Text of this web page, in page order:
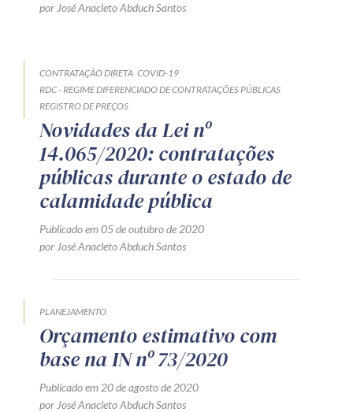
por José Anacleto Abduch Santos
CONTRATAÇÃO DIRETA COVID-19
RDC - REGIME DIFERENCIADO DE CONTRATAÇÕES PÚBLICAS
REGISTRO DE PREÇOS
Novidades da Lei nº
14.065/2020: contratações
públicas durante o estado de
calamidade pública
Publicado em 05 de outubro de 2020
por José Anacleto Abduch Santos
PLANEJAMENTO
Orçamento estimativo com
base na IN nº 73/2020
Publicado em 20 de agosto de 2020
por José Anacleto Abduch Santos